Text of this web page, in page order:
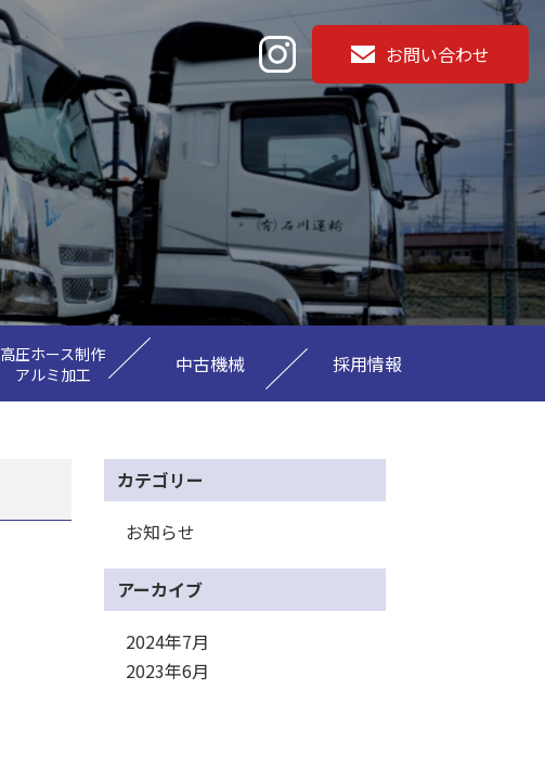
お問い合わせ
高圧ホース制作
アルミ加工
中古機械 採用情報
カテゴリー
お知らせ
アーカイブ
2024年7月
2023年6月